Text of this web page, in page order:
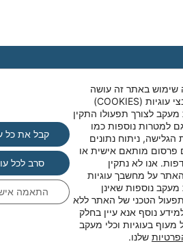
המוקד פעיל בימים ראשון עד חמישי החל מהשעה 08:30
השעה
שימוש באתר זה עושה
שימוש בקבצי עוגיות (COOKIES)
מעקב לצורך תפעולו התקין
למטרות נוספות כמו
הגלישה, ניתוח נתונים
פרסום מותאם אישית או
אנו לא נתקין
על מחשבך עוגיות
מעקב נוספות שאינן
הטכני של האתר ללא
נוסף אנא עיין בחלק
בעוגיות וכלי מעקב
שלנו.
קבל את כל
סרב לכל
התאמה
Close GDPR